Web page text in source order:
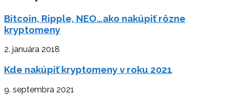
Bitcoin, Ripple, NEO…ako nakúpiť rôzne
kryptomeny
2. januára 2018
Kde nakúpiť kryptomeny v roku 2021
9. septembra 2021